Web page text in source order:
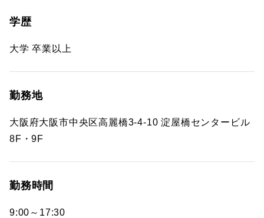
学歴
大学 卒業以上
勤務地
大阪府大阪市中央区高麗橋3-4-10 淀屋橋センタービル
8F・9F
勤務時間
9:00～17:30